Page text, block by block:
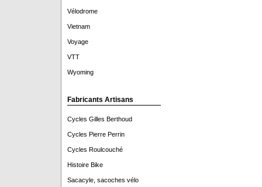
Vélodrome
Vietnam
Voyage
VTT
Wyoming
Fabricants Artisans
Cycles Gilles Berthoud
Cycles Pierre Perrin
Cycles Roulcouché
Histoire Bike
Sacacyle, sacoches vélo